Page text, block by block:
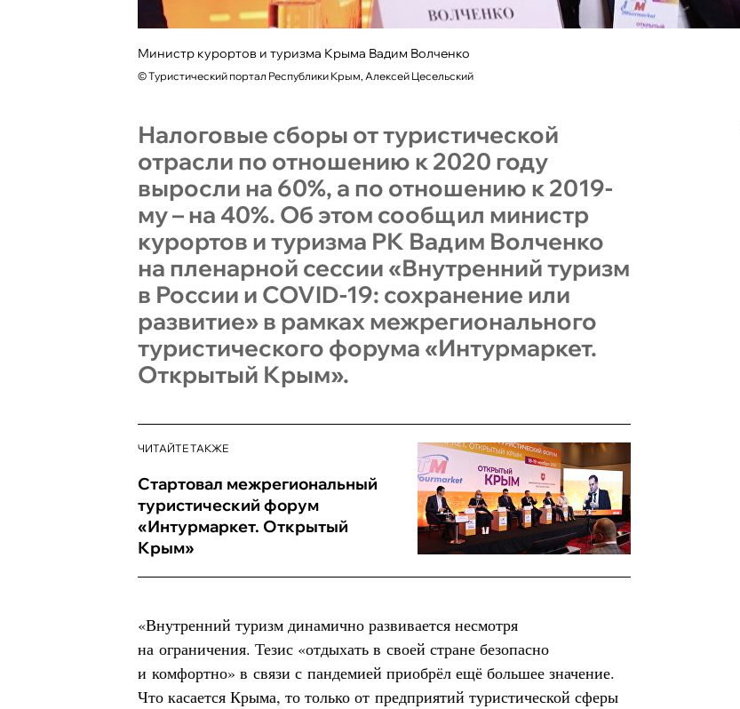
Министр курортов и туризма Крыма Вадим Волченко
©Туристический портал Республики Крым, Алексей Цесельский
Налоговые сборы от туристической
отрасли по отношению к 2020 году
выросли на 60%, а по отношению к 2019-
му – на 40%. Об этом сообщил министр
курортов и туризма РК Вадим Волченко
на пленарной сессии «Внутренний туризм
в России и COVID-19: сохранение или
развитие» в рамках межрегионального
туристического форума «Интурмаркет.
Открытый Крым».
ЧИТАЙТЕ ТАКЖЕ
Стартовал межрегиональный
туристический форум
«Интурмаркет. Открытый
Крым»
«Внутренний туризм динамично развивается несмотря
на ограничения. Тезис «отдыхать в своей стране безопасно
и комфортно» в связи с пандемией приобрёл ещё большее значение.
Что касается Крыма, то только от предприятий туристической сферы